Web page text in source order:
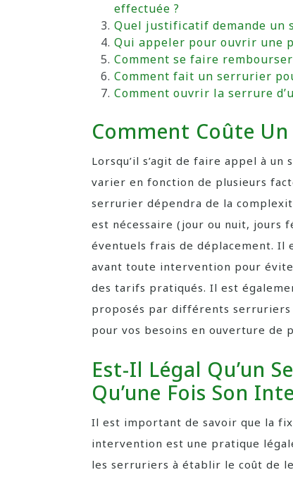
effectuée ?
Quel justificatif demande un
Qui appeler pour ouvrir une
Comment se faire
Comment fait un serrurier
Comment ouvrir la serrure
Comment Coûte
Lorsqu’il s’agit de faire appel à
varier en fonction de plusieurs
serrurier dépendra de la
est nécessaire (jour ou nuit, jours
éventuels frais de déplacement. Il
avant toute intervention pour
des tarifs pratiqués. Il est
proposés par différents
pour vos besoins en ouverture de
Est-Il Légal Qu’un
Qu’une Fois Son
Il est important de savoir que la
intervention est une pratique
les serruriers à établir le coût de